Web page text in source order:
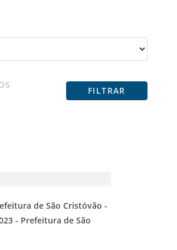
de São Cristóvão -
- Prefeitura de São